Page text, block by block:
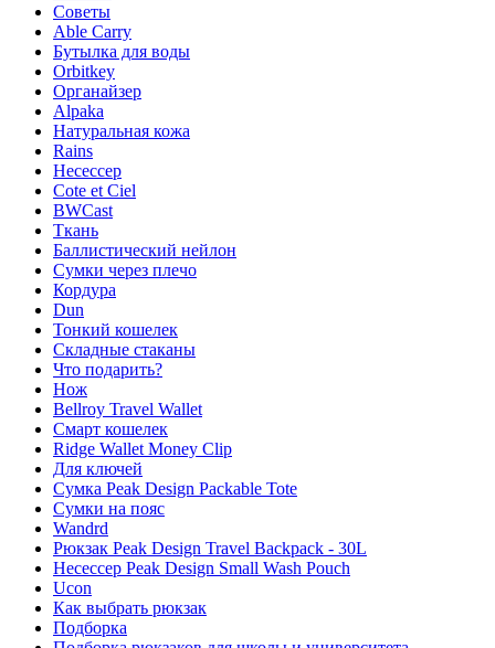
Советы
Able Carry
Бутылка для воды
Orbitkey
Органайзер
Alpaka
Натуральная кожа
Rains
Несессер
Cote et Ciel
BWCast
Ткань
Баллистический нейлон
Сумки через плечо
Кордура
Dun
Тонкий кошелек
Складные стаканы
Что подарить?
Нож
Bellroy Travel Wallet
Смарт кошелек
Ridge Wallet Money Clip
Для ключей
Сумка Peak Design Packable Tote
Сумки на пояс
Wandrd
Рюкзак Peak Design Travel Backpack - 30L
Несессер Peak Design Small Wash Pouch
Ucon
Как выбрать рюкзак
Подборка